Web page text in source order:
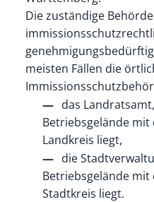
Die zuständige
meisten Fällen die
das
Betriebsgelände mit
Landkreis liegt,
die
Betriebsgelände mit
Stadtkreis liegt.